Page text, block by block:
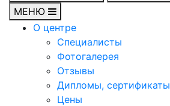
МЕНЮ
О центре
Специалисты
Фотогалерея
Отзывы
Дипломы, сертификаты
Цены